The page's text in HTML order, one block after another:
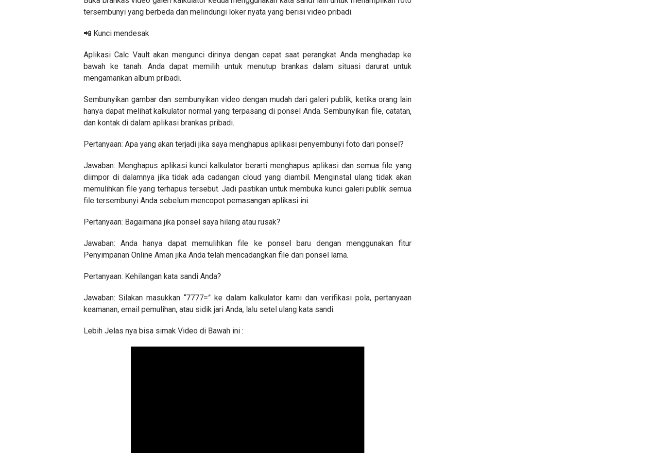
tersembunyi yang berbeda dan melindungi loker nyata yang berisi video pribadi.
📲 Kunci mendesak
Aplikasi Calc Vault akan mengunci dirinya dengan cepat saat perangkat Anda menghadap ke
bawah ke tanah. Anda dapat memilih untuk menutup brankas dalam situasi darurat untuk
mengamankan album pribadi.
Sembunyikan gambar dan sembunyikan video dengan mudah dari galeri publik, ketika orang lain
hanya dapat melihat kalkulator normal yang terpasang di ponsel Anda. Sembunyikan file, catatan,
dan kontak di dalam aplikasi brankas pribadi.
Pertanyaan: Apa yang akan terjadi jika saya menghapus aplikasi penyembunyi foto dari ponsel?
Jawaban: Menghapus aplikasi kunci kalkulator berarti menghapus aplikasi dan semua file yang
diimpor di dalamnya jika tidak ada cadangan cloud yang diambil. Menginstal ulang tidak akan
memulihkan file yang terhapus tersebut. Jadi pastikan untuk membuka kunci galeri publik semua
file tersembunyi Anda sebelum mencopot pemasangan aplikasi ini.
Pertanyaan: Bagaimana jika ponsel saya hilang atau rusak?
Jawaban: Anda hanya dapat memulihkan file ke ponsel baru dengan menggunakan fitur
Penyimpanan Online Aman jika Anda telah mencadangkan file dari ponsel lama.
Pertanyaan: Kehilangan kata sandi Anda?
Jawaban: Silakan masukkan “7777=” ke dalam kalkulator kami dan verifikasi pola, pertanyaan
keamanan, email pemulihan, atau sidik jari Anda, lalu setel ulang kata sandi.
Lebih Jelas nya bisa simak Video di Bawah ini :